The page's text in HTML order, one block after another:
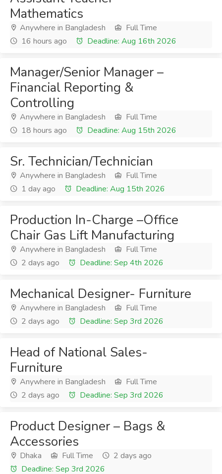
Mathematics
Anywhere in Bangladesh
Full Time
16 hours ago
Deadline: Aug 16th 2026
Manager/Senior Manager –
Financial Reporting &
Controlling
Anywhere in Bangladesh
Full Time
18 hours ago
Deadline: Aug 15th 2026
Sr. Technician/Technician
Anywhere in Bangladesh
Full Time
1 day ago
Deadline: Aug 15th 2026
Production In-Charge –Office
Chair Gas Lift Manufacturing
Anywhere in Bangladesh
Full Time
2 days ago
Deadline: Sep 4th 2026
Mechanical Designer- Furniture
Anywhere in Bangladesh
Full Time
2 days ago
Deadline: Sep 3rd 2026
Head of National Sales-
Furniture
Anywhere in Bangladesh
Full Time
2 days ago
Deadline: Sep 3rd 2026
Product Designer – Bags &
Accessories
Dhaka Full Time
2 days ago
Deadline: Sep 3rd 2026